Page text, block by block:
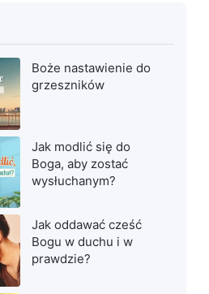
Boże nastawienie do
grzeszników
Jak modlić się do
Boga, aby zostać
wysłuchanym?
Jak oddawać cześć
Bogu w duchu i w
prawdzie?